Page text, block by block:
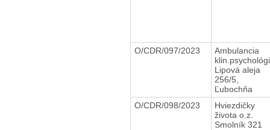
O/CDR/097/2023
Ambulancia
Lipová aleja
256/5,
Ľubochňa
O/CDR/098/2023
Hviezdičky
života o.z.
Smolník 321